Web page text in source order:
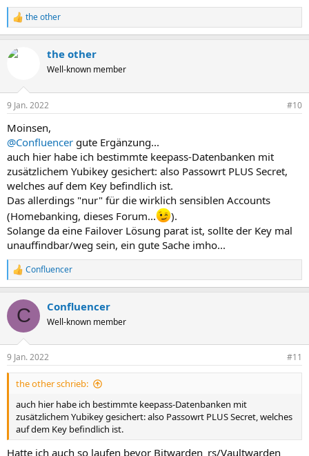
R
e
k
e
:
the other
the other
Well-known member
9 Jan. 2022 #10
Moinsen,
@Confluencer gute Ergänzung...
auch hier habe ich bestimmte keepass-Datenbanken mit
zusätzlichem Yubikey gesichert: also Passowrt PLUS Secret,
welches auf dem Key befindlich ist.
Das allerdings "nur" für die wirklich sensiblen Accounts
(Homebanking, dieses Forum...
).
Solange da eine Failover Lösung parat ist, sollte der Key mal
unauffindbar/weg sein, ein gute Sache imho...
R
e
k
i
e
n
Confluencer
C Confluencer
Well-known member
9 Jan. 2022 #11
the other schrieb:
auch hier habe ich bestimmte keepass-Datenbanken mit
zusätzlichem Yubikey gesichert: also Passowrt PLUS Secret, welches
auf dem Key befindlich ist.
Hatte ich auch so laufen bevor Bitwarden_rs/Vaultwarden